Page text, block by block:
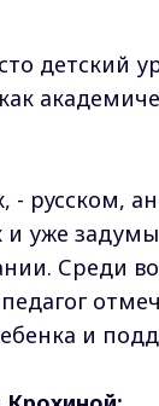
детский
- русском,
и уже
Среди
и